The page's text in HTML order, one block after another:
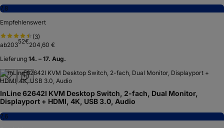
7,8
Empfehlenswert
(3)
ab20352€204,60 €
Lieferung 14. – 17. Aug.
InLine 62642I KVM Desktop Switch, 2-fach, Dual Monitor,
Displayport + HDMI, 4K, USB 3.0, Audio
7,6